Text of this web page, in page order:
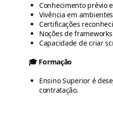
Conhecimento prévio
Vivência em
Certificações
Noções de
Capacidade de criar
🎓 Formação
Ensino Superior é
contratação.